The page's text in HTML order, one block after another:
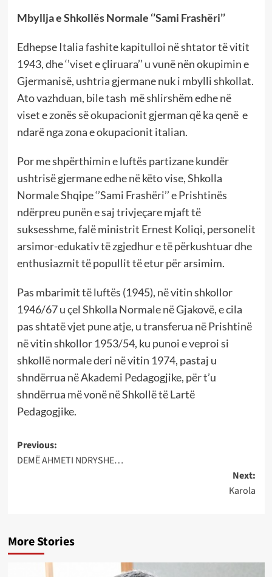
Mbyllja e Shkollës Normale ‘’Sami Frashëri’’
Edhepse Italia fashite kapitulloi në shtator të vitit
1943, dhe ‘’viset e çliruara’’ u vunë nën okupimin e
Gjermanisë, ushtria gjermane nuk i mbylli shkollat.
Ato vazhduan, bile tash më shlirshëm edhe në
viset e zonës së okupacionit gjerman që ka qenë e
ndarë nga zona e okupacionit italian.
Por me shpërthimin e luftës partizane kundër
ushtrisë gjermane edhe në këto vise, Shkolla
Normale Shqipe ‘’Sami Frashëri’’ e Prishtinës
ndërpreu punën e saj trivjeçare mjaft të
suksesshme, falë ministrit Ernest Koliqi, personelit
arsimor-edukativ të zgjedhur e të përkushtuar dhe
enthusiazmit të popullit të etur për arsimim.
Pas mbarimit të luftës (1945), në vitin shkollor
1946/67 u çel Shkolla Normale në Gjakovë, e cila
pas shtatë vjet pune atje, u transferua në Prishtinë
në vitin shkollor 1953/54, ku punoi e veproi si
shkollë normale deri në vitin 1974, pastaj u
shndërrua në Akademi Pedagogjike, për t’u
shndërrua më vonë në Shkollë të Lartë
Pedagogjike.
Post
navigation
Previous:
DEMË AHMETI NDRYSHE…
Next:
Karola
More Stories